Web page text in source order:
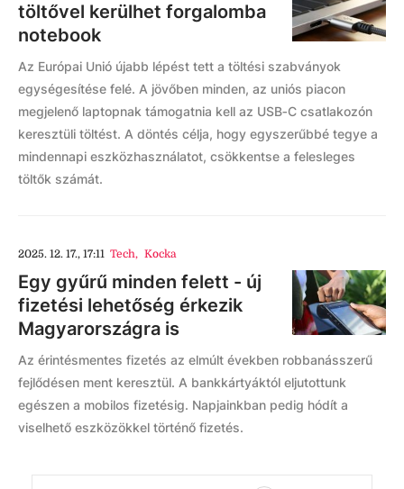
töltővel kerülhet forgalomba
notebook
Az Európai Unió újabb lépést tett a töltési szabványok
egységesítése felé. A jövőben minden, az uniós piacon
megjelenő laptopnak támogatnia kell az USB‑C csatlakozón
keresztüli töltést. A döntés célja, hogy egyszerűbbé tegye a
mindennapi eszközhasználatot, csökkentse a felesleges
töltők számát.
2025. 12. 17., 17:11 Tech, Kocka
Egy gyűrű minden felett - új
fizetési lehetőség érkezik
Magyarországra is
Az érintésmentes fizetés az elmúlt években robbanásszerű
fejlődésen ment keresztül. A bankkártyáktól eljutottunk
egészen a mobilos fizetésig. Napjainkban pedig hódít a
viselhető eszközökkel történő fizetés.